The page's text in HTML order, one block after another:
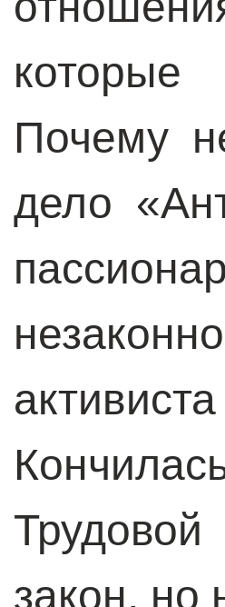
Почему
дело
закон, но